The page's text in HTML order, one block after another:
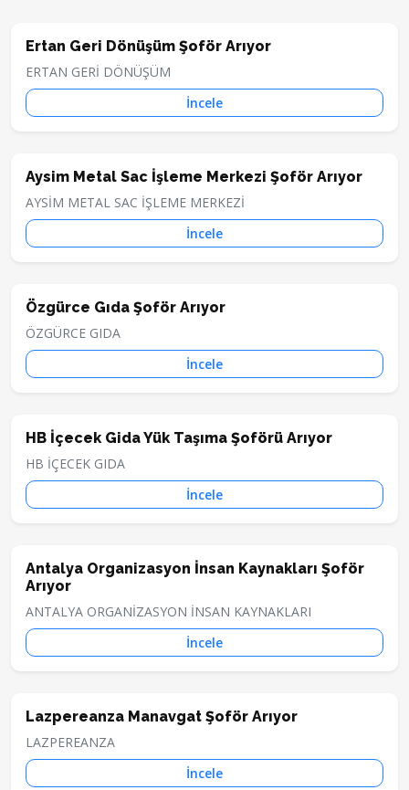
Ertan Geri Dönüşüm Şoför Arıyor
ERTAN GERİ DÖNÜŞÜM
İncele
Aysim Metal Sac İşleme Merkezi Şoför Arıyor
AYSİM METAL SAC İŞLEME MERKEZİ
İncele
Özgürce Gıda Şoför Arıyor
ÖZGÜRCE GIDA
İncele
HB İçecek Gida Yük Taşıma Şoförü Arıyor
HB İÇECEK GIDA
İncele
Antalya Organizasyon İnsan Kaynakları Şoför
Arıyor
ANTALYA ORGANİZASYON İNSAN KAYNAKLARI
İncele
Lazpereanza Manavgat Şoför Arıyor
LAZPEREANZA
İncele